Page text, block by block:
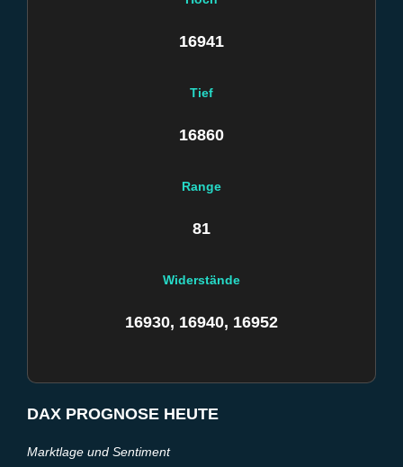
16941
Tief
16860
Range
81
Widerstände
16930, 16940, 16952
DAX PROGNOSE HEUTE
Marktlage und Sentiment